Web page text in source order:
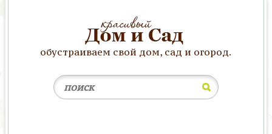
обустраиваем свой дом, сад и огород.